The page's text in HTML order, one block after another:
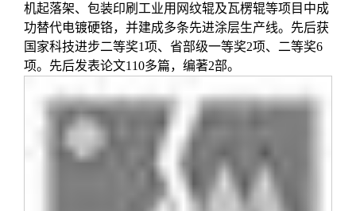
机起落架、包装印刷工业用网纹辊及瓦楞辊等项目中成
功替代电镀硬铬，并建成多条先进涂层生产线。先后获
国家科技进步二等奖1项、省部级一等奖2项、二等奖6
项。先后发表论文110多篇，编著2部。